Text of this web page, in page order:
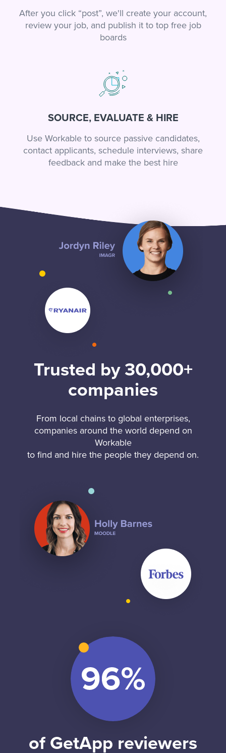
After you click “post”, we'll create your account,
review your job, and publish it to top free job
boards
SOURCE, EVALUATE & HIRE
Use Workable to source passive candidates,
contact applicants, schedule interviews, share
feedback and make the best hire
Trusted by 30,000+
companies
From local chains to global enterprises,
companies around the world depend on
Workable
to find and hire the people they depend on.
of GetApp reviewers